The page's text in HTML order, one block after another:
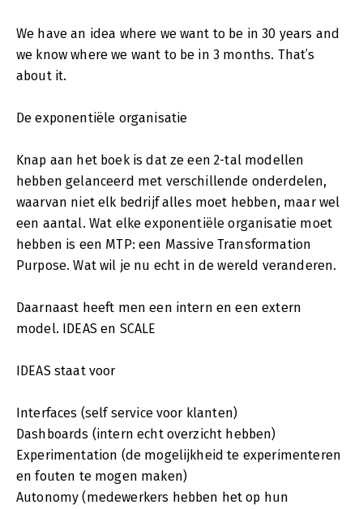
We have an idea where we want to be in 30 years and
we know where we want to be in 3 months. That’s
about it.
De exponentiële organisatie
Knap aan het boek is dat ze een 2-tal modellen
hebben gelanceerd met verschillende onderdelen,
waarvan niet elk bedrijf alles moet hebben, maar wel
een aantal. Wat elke exponentiële organisatie moet
hebben is een MTP: een Massive Transformation
Purpose. Wat wil je nu echt in de wereld veranderen.
Daarnaast heeft men een intern en een extern
model. IDEAS en SCALE
IDEAS staat voor
Interfaces (self service voor klanten)
Dashboards (intern echt overzicht hebben)
Experimentation (de mogelijkheid te experimenteren
en fouten te mogen maken)
Autonomy (medewerkers hebben het op hun